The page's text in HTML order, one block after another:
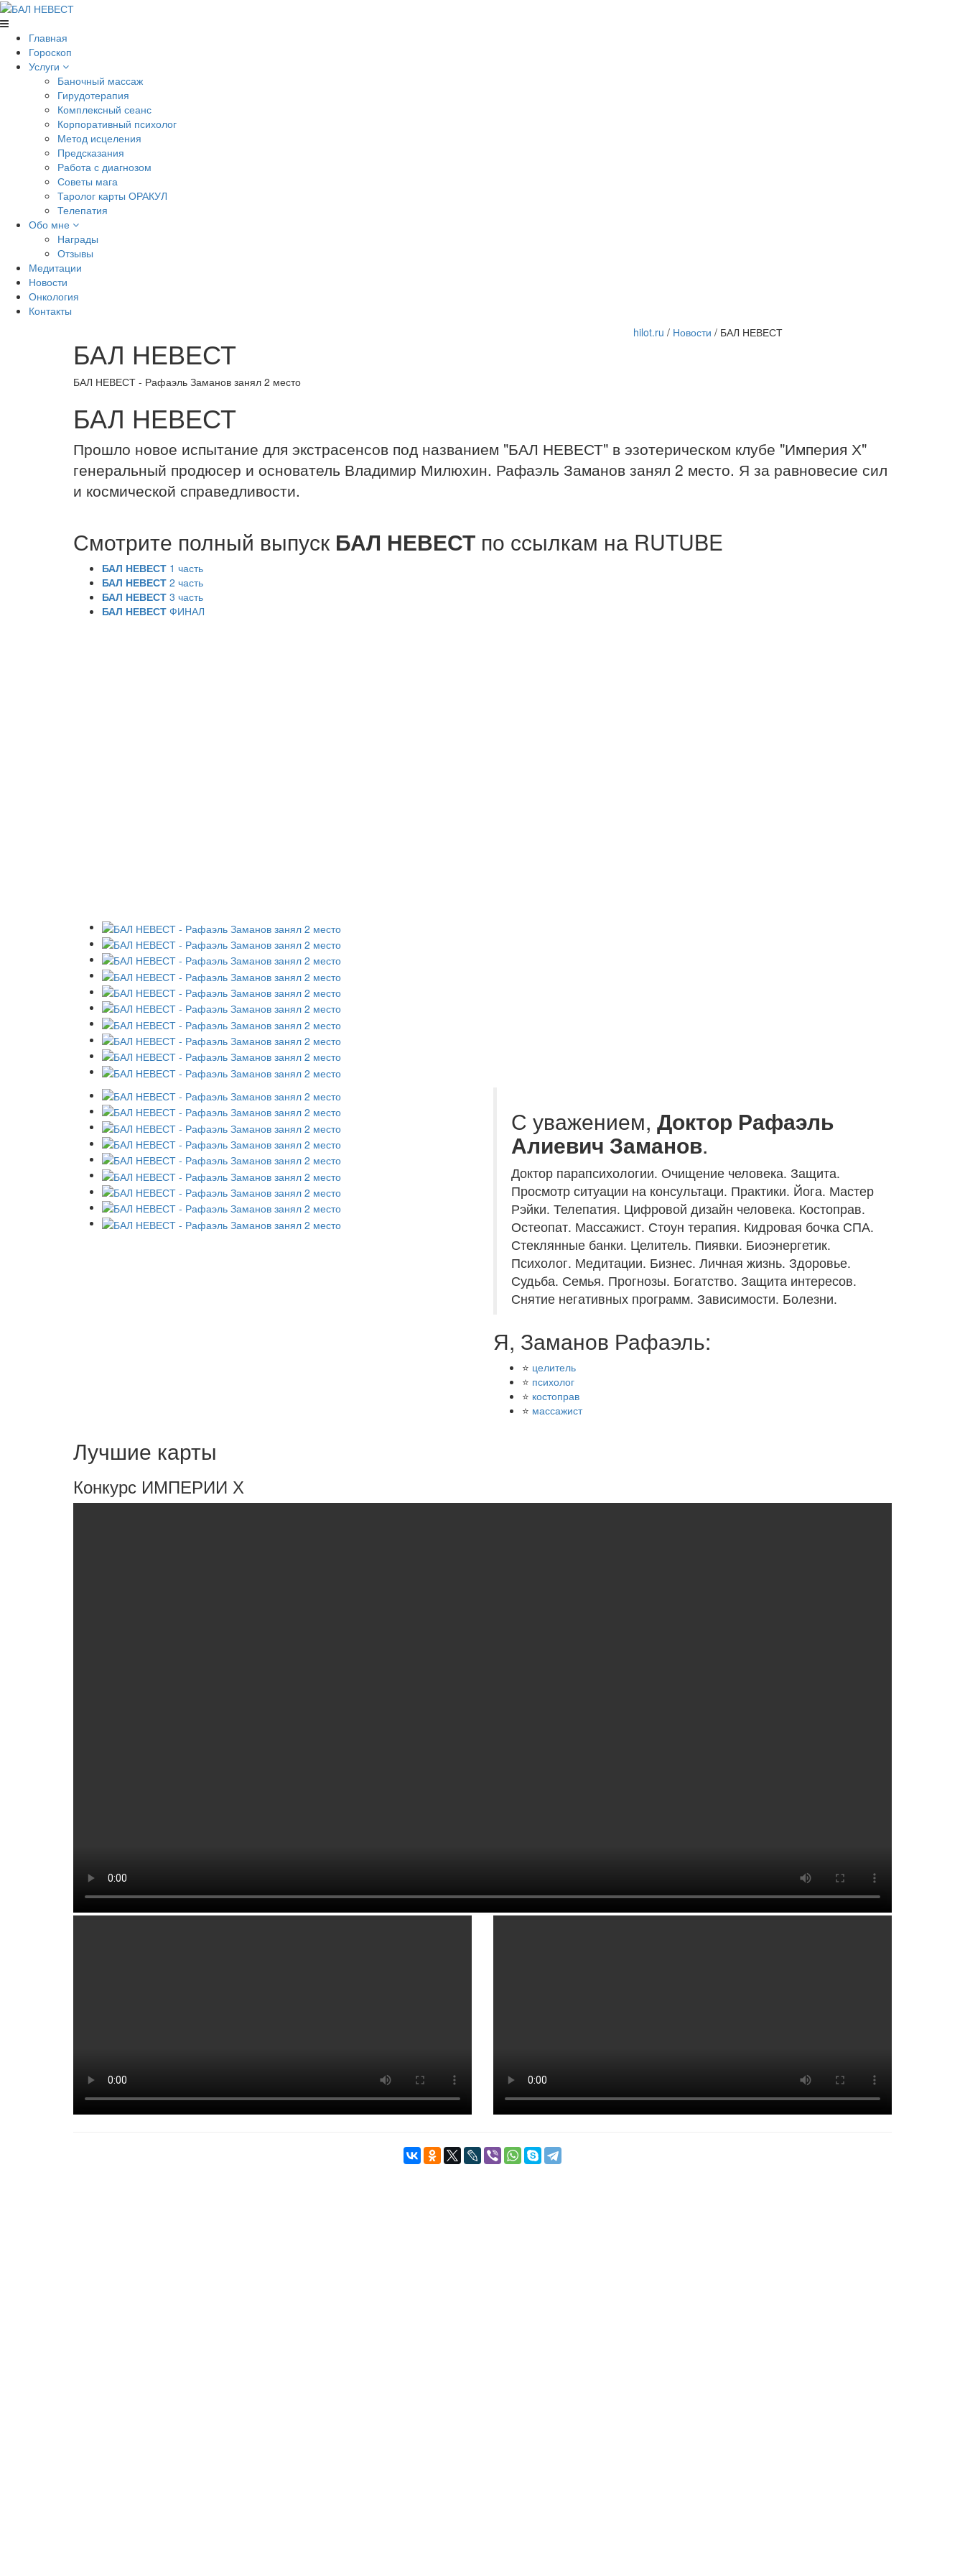
Главная
Гороскоп
Услуги
Баночный массаж
Гирудотерапия
Комплексный сеанс
Корпоративный психолог
Метод исцеления
Предсказания
Работа с диагнозом
Советы мага
Таролог карты ОРАКУЛ
Телепатия
Обо мне
Награды
Отзывы
Медитации
Новости
Онкология
Контакты
БАЛ НЕВЕСТ
БАЛ НЕВЕСТ - Рафаэль Заманов занял 2 место
hilot.ru / Новости / БАЛ НЕВЕСТ
БАЛ НЕВЕСТ
Прошло новое испытание для экстрасенсов под названием "БАЛ НЕВЕСТ" в эзотерическом клубе "Империя Х"
генеральный продюсер и основатель Владимир Милюхин. Рафаэль Заманов занял 2 место. Я за равновесие сил
и космической справедливости.
Смотрите полный выпуск БАЛ НЕВЕСТ по ссылкам на RUTUBE
БАЛ НЕВЕСТ 1 часть
БАЛ НЕВЕСТ 2 часть
БАЛ НЕВЕСТ 3 часть
БАЛ НЕВЕСТ ФИНАЛ
С уважением, Доктор Рафаэль
Алиевич Заманов.
Доктор парапсихологии. Очищение человека. Защита.
Просмотр ситуации на консультаци. Практики. Йога. Мастер
Рэйки. Телепатия. Цифровой дизайн человека. Костоправ.
Остеопат. Массажист. Стоун терапия. Кидровая бочка СПА.
Стеклянные банки. Целитель. Пиявки. Биоэнергетик.
Психолог. Медитации. Бизнес. Личная жизнь. Здоровье.
Судьба. Семья. Прогнозы. Богатство. Защита интересов.
Снятие негативных программ. Зависимости. Болезни.
Я, Заманов Рафаэль:
⭐ целитель
⭐ психолог
⭐ костоправ
⭐ массажист
Лучшие карты
Конкурс ИМПЕРИИ Х